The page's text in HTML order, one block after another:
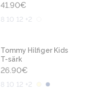
41.90€
8 10 12 +2
Tommy Hilfiger Kids
T-särk
26.90€
8 10 12 +2